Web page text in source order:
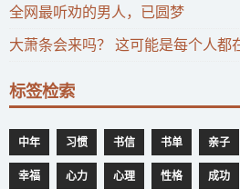
全网最听劝的男人，已圆梦
大萧条会来吗？ 这可能是每个人都
标签检索
中年 习惯 书信 书单 亲子
幸福 心力 心理 性格 成功